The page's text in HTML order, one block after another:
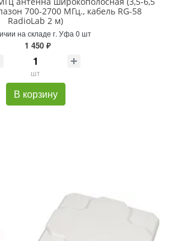
700-2700 МГц., кабель RG-58
RadioLab 2 м)
на складе г. Уфа 0 шт
1 450 ₽
шт
В корзину